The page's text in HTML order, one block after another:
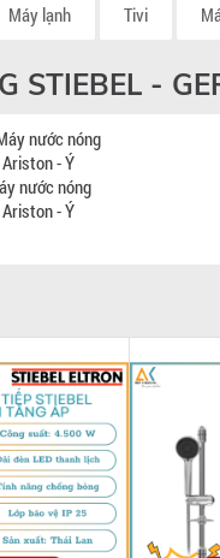
Máy lạnh Tivi
STIEBEL -
nước nóng
Ariston - Ý